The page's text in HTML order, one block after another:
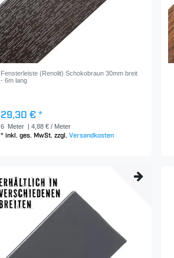
Fensterleiste (Renolit) Schokobraun 30mm breit
- 6m lang
29,30 € *
6 Meter | 4,88 € / Meter
* inkl. ges. MwSt. zzgl. Versandkosten